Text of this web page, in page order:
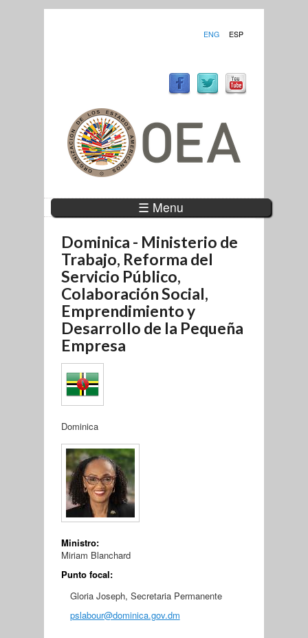
ENG ESP
☰ Menu
Dominica - Ministerio de
Trabajo, Reforma del
Servicio Público,
Colaboración Social,
Emprendimiento y
Desarrollo de la Pequeña
Empresa
Dominica
Ministro:
Miriam Blanchard
Punto focal:
Gloria Joseph, Secretaria Permanente
pslabour@dominica.gov.dm